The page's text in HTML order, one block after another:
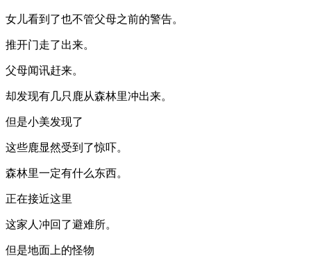
女儿看到了也不管父母之前的警告。
推开门走了出来。
父母闻讯赶来。
却发现有几只鹿从森林里冲出来。
但是小美发现了
这些鹿显然受到了惊吓。
森林里一定有什么东西。
正在接近这里
这家人冲回了避难所。
但是地面上的怪物